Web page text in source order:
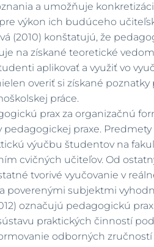
a umožňuje
výkon ich budúceho
(2010) konštatujú, že
na získané teoretické
aplikovať a využiť vo
overiť si získané poznatky
práce.
prax za organizačnú
praxe.
výučbu študentov na
cvičných učiteľov. Od
tvorivé vyučovanie v
poverenými subjektmi
označujú pedagogickú
praktických činností
odborných